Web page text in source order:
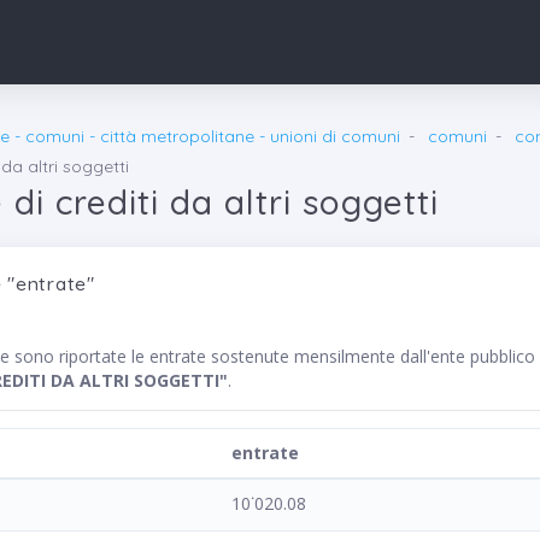
- comuni - città metropolitane - unioni di comuni comuni
altri soggetti
di crediti da altri soggetti
"entrate"
sono riportate le entrate sostenute mensilmente dall'ente pubblico
DA ALTRI SOGGETTI".
entrate
10˙020.08